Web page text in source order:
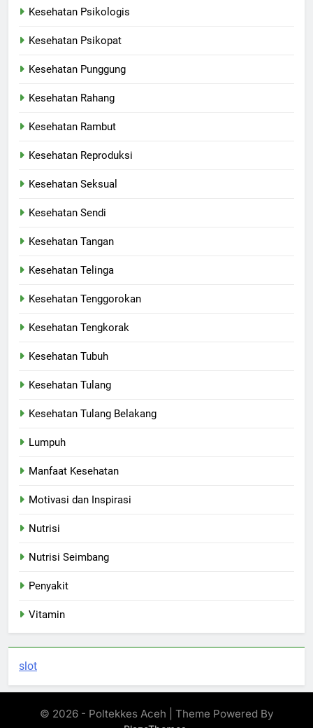
Kesehatan Psikologis
Kesehatan Psikopat
Kesehatan Punggung
Kesehatan Rahang
Kesehatan Rambut
Kesehatan Reproduksi
Kesehatan Seksual
Kesehatan Sendi
Kesehatan Tangan
Kesehatan Telinga
Kesehatan Tenggorokan
Kesehatan Tengkorak
Kesehatan Tubuh
Kesehatan Tulang
Kesehatan Tulang Belakang
Lumpuh
Manfaat Kesehatan
Motivasi dan Inspirasi
Nutrisi
Nutrisi Seimbang
Penyakit
Vitamin
slot
© 2026 - Poltekkes Aceh | Theme Powered By